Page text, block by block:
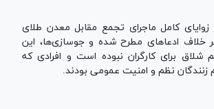
کامل ماجرای تجمع‌ مقابل معدن طلای
خلاف ادعاهای مطرح شده و جوسازی‌ها، این
شلاق برای کارگران نبوده است و افرادی که
زنندگان نظم و امنیت عمومی بودند.